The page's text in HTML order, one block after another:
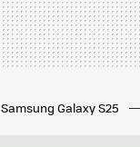
Samsung Galaxy S25